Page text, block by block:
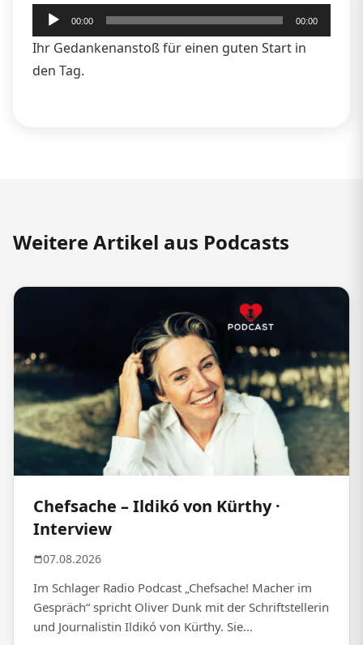
Audio-
Player
00:00 00:00
Ihr Gedankenanstoß für einen guten Start in
den Tag.
Weitere Artikel aus Podcasts
Chefsache – Ildikó von Kürthy ·
Interview
07.08.2026
Im Schlager Radio Podcast „Chefsache! Macher im
Gespräch“ spricht Oliver Dunk mit der Schriftstellerin
und Journalistin Ildikó von Kürthy. Sie...